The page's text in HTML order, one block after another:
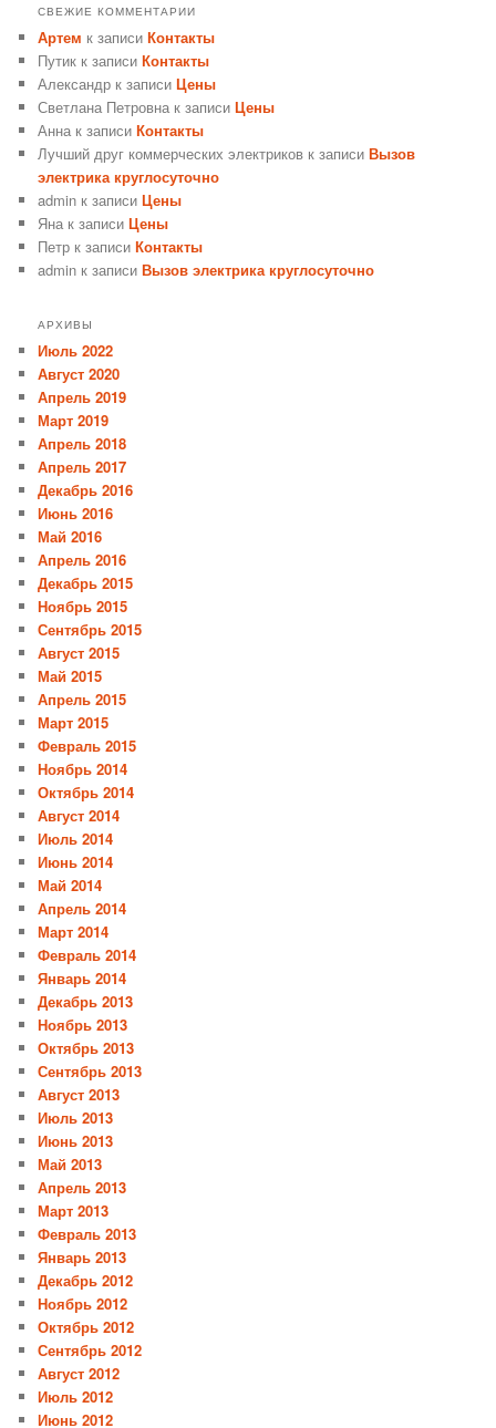
СВЕЖИЕ КОММЕНТАРИИ
Артем к записиКонтакты
Путик к записиКонтакты
Александр к записиЦены
Светлана Петровна к записиЦены
Анна к записиКонтакты
Лучший друг коммерческих электриков к записиВызов
электрика круглосуточно
admin к записиЦены
Яна к записиЦены
Петр к записиКонтакты
admin к записиВызов электрика круглосуточно
АРХИВЫ
Июль 2022
Август 2020
Апрель 2019
Март 2019
Апрель 2018
Апрель 2017
Декабрь 2016
Июнь 2016
Май 2016
Апрель 2016
Декабрь 2015
Ноябрь 2015
Сентябрь 2015
Август 2015
Май 2015
Апрель 2015
Март 2015
Февраль 2015
Ноябрь 2014
Октябрь 2014
Август 2014
Июль 2014
Июнь 2014
Май 2014
Апрель 2014
Март 2014
Февраль 2014
Январь 2014
Декабрь 2013
Ноябрь 2013
Октябрь 2013
Сентябрь 2013
Август 2013
Июль 2013
Июнь 2013
Май 2013
Апрель 2013
Март 2013
Февраль 2013
Январь 2013
Декабрь 2012
Ноябрь 2012
Октябрь 2012
Сентябрь 2012
Август 2012
Июль 2012
Июнь 2012